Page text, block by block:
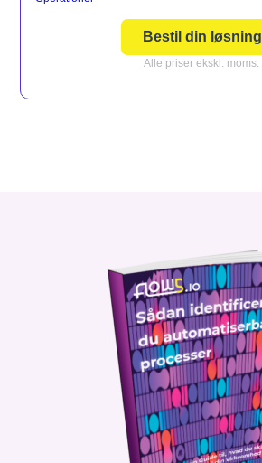
Bestil din løsning
Alle priser ekskl. moms.